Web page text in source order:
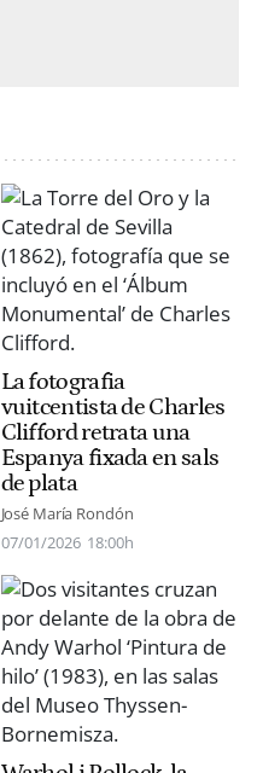
La fotografia
vuitcentista de Charles
Clifford retrata una
Espanya fixada en sals
de plata
José María Rondón
07/01/2026 18:00h